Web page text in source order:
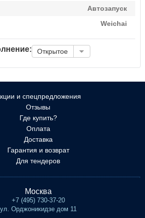
Автозапуск
Weichai
Открытое
и спецпредложения
Отзывы
Где купить?
Оплата
Доставка
Гарантия и возврат
Для тендеров
Москва
+7 (495) 730-37-20
ул. Орджоникидзе дом 11